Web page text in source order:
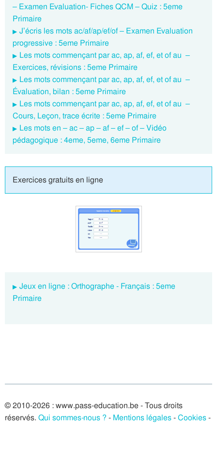
– Examen Evaluation- Fiches QCM – Quiz : 5eme
Primaire
J’écris les mots ac/af/ap/ef/of – Examen Evaluation
progressive : 5eme Primaire
Les mots commençant par ac, ap, af, ef, et of au –
Exercices, révisions : 5eme Primaire
Les mots commençant par ac, ap, af, ef, et of au –
Évaluation, bilan : 5eme Primaire
Les mots commençant par ac, ap, af, ef, et of au –
Cours, Leçon, trace écrite : 5eme Primaire
Les mots en – ac – ap – af – ef – of – Vidéo
pédagogique : 4eme, 5eme, 6eme Primaire
Exercices gratuits en ligne
Jeux en ligne : Orthographe - Français : 5eme
Primaire
© 2010-2026 : www.pass-education.be - Tous droits
réservés. Qui sommes-nous ? - Mentions légales-Cookies-